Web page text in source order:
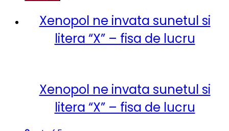
Xenopol ne invata sunetul si
litera “X” – fisa de lucru
Xenopol ne invata sunetul si
litera “X” – fisa de lucru